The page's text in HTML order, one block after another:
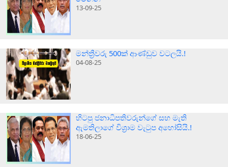
13-09-25
මන්ත්‍රීවරු 500ක් ආණ්ඩුව වටලයි.!
04-08-25
හිටපු ජනාධිපතිවරුන්ගේ සහ මැති
ඇමතිලාගේ විශ්‍රාම වැටුප අහෝසියි.!
18-06-25